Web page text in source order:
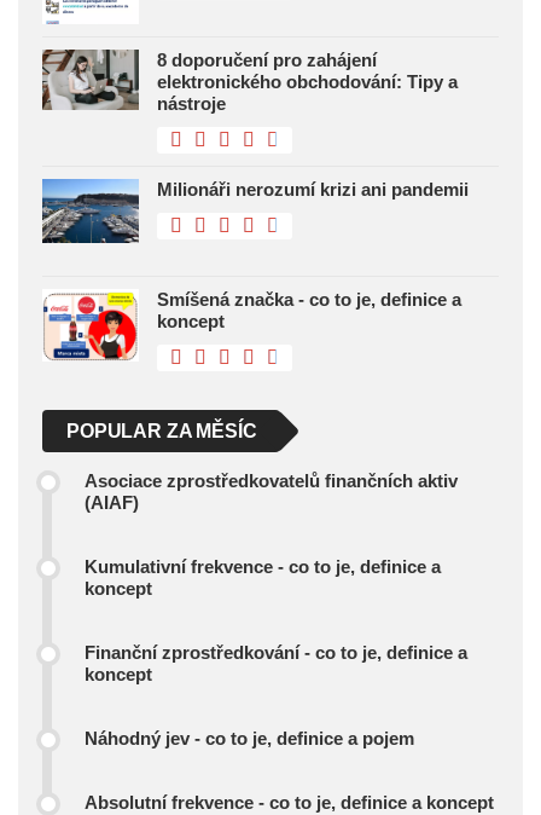
8 doporučení pro zahájení
elektronického obchodování: Tipy a
nástroje
Milionáři nerozumí krizi ani pandemii
Smíšená značka - co to je, definice a
koncept
POPULAR ZA MĚSÍC
Asociace zprostředkovatelů finančních aktiv
(AIAF)
Kumulativní frekvence - co to je, definice a
koncept
Finanční zprostředkování - co to je, definice a
koncept
Náhodný jev - co to je, definice a pojem
Absolutní frekvence - co to je, definice a koncept